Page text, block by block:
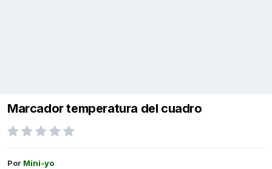
Marcador temperatura del cuadro
Por Mini-yo